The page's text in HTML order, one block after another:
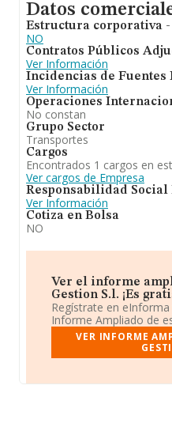
Datos
Estructura corporativa
NO
Contratos Públicos
Ver Información
Incidencias de Fuentes
Ver Información
Operaciones
No constan
Grupo Sector
Transportes
Cargos
Encontrados 1 cargos en
Ver cargos de Empresa
Responsabilidad
Ver Información
Cotiza en Bolsa
NO
Ver el informe
Gestion S.l. ¡Es
Regístrate en
Informe Ampliado de
VER INFORME